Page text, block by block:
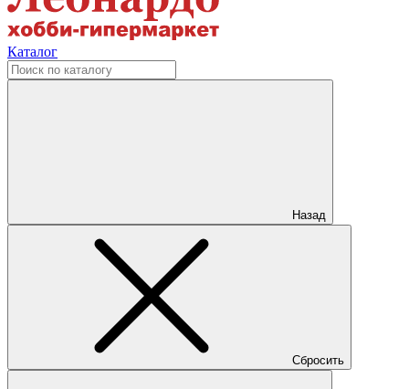
Каталог
Назад
Сбросить